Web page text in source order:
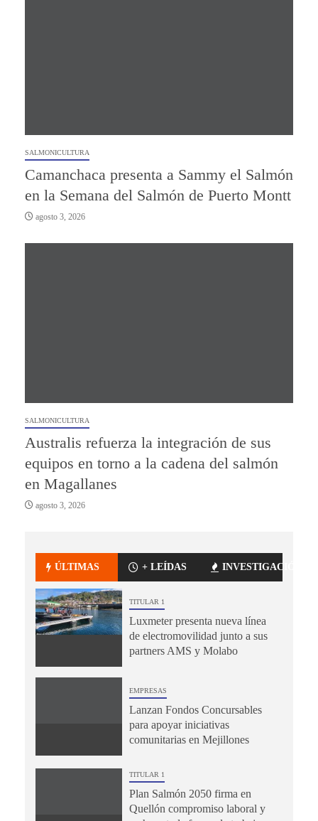
SALMONICULTURA
Camanchaca presenta a Sammy el Salmón
en la Semana del Salmón de Puerto Montt
agosto 3, 2026
SALMONICULTURA
Australis refuerza la integración de sus
equipos en torno a la cadena del salmón
en Magallanes
agosto 3, 2026
ÚLTIMAS + LEÍDAS INVESTIGACIÓN
TITULAR 1
Luxmeter presenta nueva línea
de electromovilidad junto a sus
partners AMS y Molabo
EMPRESAS
Lanzan Fondos Concursables
para apoyar iniciativas
comunitarias en Mejillones
TITULAR 1
Plan Salmón 2050 firma en
Quellón compromiso laboral y